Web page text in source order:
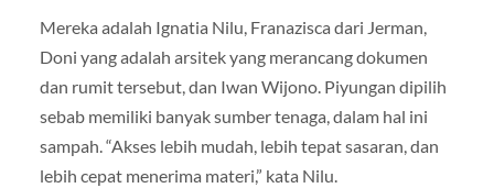
Mereka adalah Ignatia Nilu, Franazisca dari Jerman,
Doni yang adalah arsitek yang merancang dokumen
dan rumit tersebut, dan Iwan Wijono. Piyungan dipilih
sebab memiliki banyak sumber tenaga, dalam hal ini
sampah. “Akses lebih mudah, lebih tepat sasaran, dan
lebih cepat menerima materi,” kata Nilu.